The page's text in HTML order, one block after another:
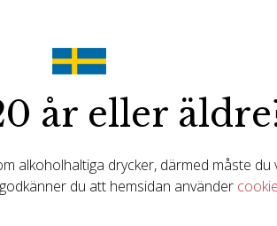
år eller
alkoholhaltiga drycker, därmed måste du
du att hemsidan använder